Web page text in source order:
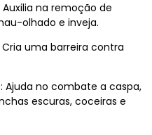
na remoção de
olhado e inveja.
uma barreira contra
Ajuda no combate a caspa,
escuras, coceiras e